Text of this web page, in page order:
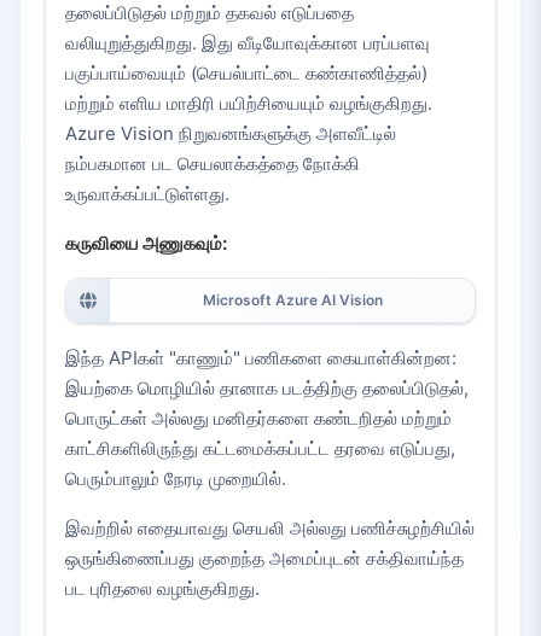
தலைப்பிடுதல் மற்றும் தகவல் எடுப்பதை
வலியுறுத்துகிறது. இது வீடியோவுக்கான பரப்பளவு
பகுப்பாய்வையும் (செயல்பாட்டை கண்காணித்தல்)
மற்றும் எளிய மாதிரி பயிற்சியையும் வழங்குகிறது.
Azure Vision நிறுவனங்களுக்கு அளவீட்டில்
நம்பகமான பட செயலாக்கத்தை நோக்கி
உருவாக்கப்பட்டுள்ளது.
கருவியை அணுகவும்:
Microsoft Azure AI Vision
இந்த APIகள் "காணும்" பணிகளை கையாள்கின்றன:
இயற்கை மொழியில் தானாக படத்திற்கு தலைப்பிடுதல்,
பொருட்கள் அல்லது மனிதர்களை கண்டறிதல் மற்றும்
காட்சிகளிலிருந்து கட்டமைக்கப்பட்ட தரவை எடுப்பது,
பெரும்பாலும் நேரடி முறையில்.
இவற்றில் எதையாவது செயலி அல்லது பணிச்சுழற்சியில்
ஒருங்கிணைப்பது குறைந்த அமைப்புடன் சக்திவாய்ந்த
பட புரிதலை வழங்குகிறது.